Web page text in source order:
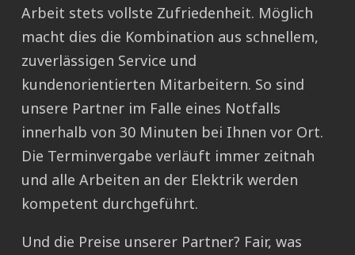
Arbeit stets vollste Zufriedenheit. Möglich
macht dies die Kombination aus schnellem,
zuverlässigen Service und
kundenorientierten Mitarbeitern. So sind
unsere Partner im Falle eines Notfalls
innerhalb von 30 Minuten bei Ihnen vor Ort.
Die Terminvergabe verläuft immer zeitnah
und alle Arbeiten an der Elektrik werden
kompetent durchgeführt.
Und die Preise unserer Partner? Fair, was